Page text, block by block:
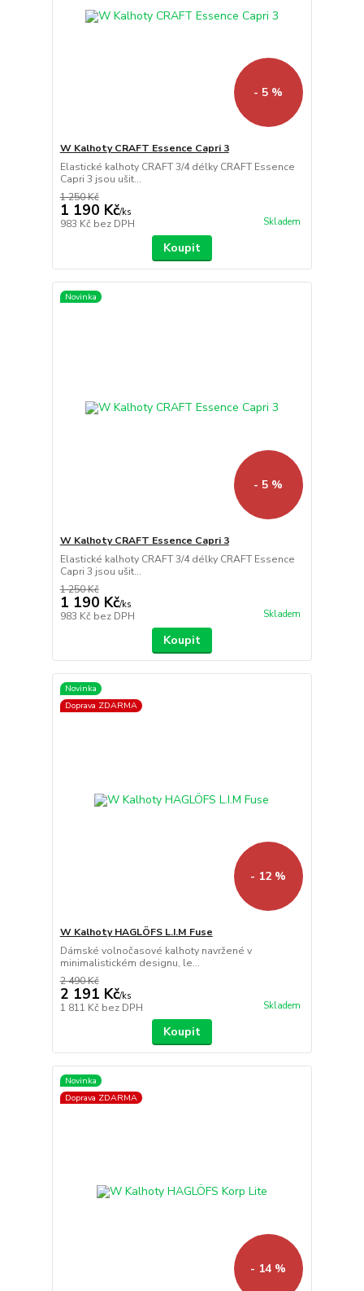
- 5 %
W Kalhoty CRAFT Essence Capri 3
Elastické kalhoty CRAFT 3/4 délky CRAFT Essence
Capri 3 jsou ušit...
1 250 Kč
1 190 Kč/ks
983 Kč bez DPH Skladem
Koupit
Novinka
- 5 %
W Kalhoty CRAFT Essence Capri 3
Elastické kalhoty CRAFT 3/4 délky CRAFT Essence
Capri 3 jsou ušit...
1 250 Kč
1 190 Kč/ks
983 Kč bez DPH Skladem
Koupit
Novinka
Doprava ZDARMA
- 12 %
W Kalhoty HAGLÖFS L.I.M Fuse
Dámské volnočasové kalhoty navržené v
minimalistickém designu, le...
2 490 Kč
2 191 Kč/ks
1 811 Kč bez DPH Skladem
Koupit
Novinka
Doprava ZDARMA
- 14 %